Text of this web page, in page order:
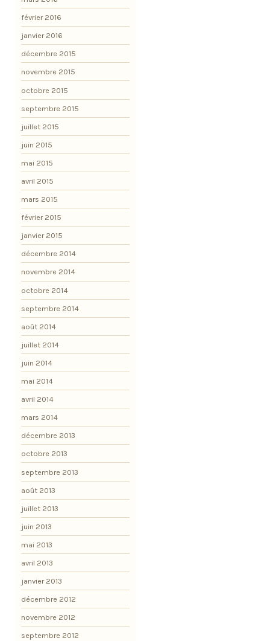
février 2016
janvier 2016
décembre 2015
novembre 2015
octobre 2015
septembre 2015
juillet 2015
juin 2015
mai 2015
avril 2015
mars 2015
février 2015
janvier 2015
décembre 2014
novembre 2014
octobre 2014
septembre 2014
août 2014
juillet 2014
juin 2014
mai 2014
avril 2014
mars 2014
décembre 2013
octobre 2013
septembre 2013
août 2013
juillet 2013
juin 2013
mai 2013
avril 2013
janvier 2013
décembre 2012
novembre 2012
septembre 2012